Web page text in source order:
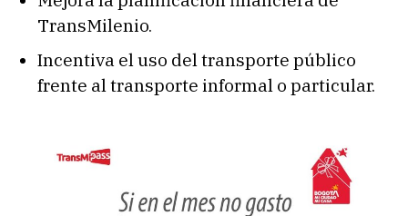
TransMilenio.
Incentiva el uso del transporte público
frente al transporte informal o particular.